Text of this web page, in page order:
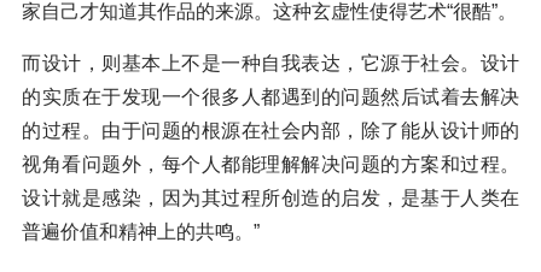
家自己才知道其作品的来源。这种玄虚性使得艺术“很酷”。
而设计，则基本上不是一种自我表达，它源于社会。设计
的实质在于发现一个很多人都遇到的问题然后试着去解决
的过程。由于问题的根源在社会内部，除了能从设计师的
视角看问题外，每个人都能理解解决问题的方案和过程。
设计就是感染，因为其过程所创造的启发，是基于人类在
普遍价值和精神上的共鸣。”